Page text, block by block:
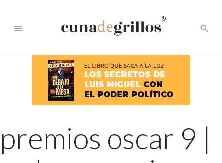
menu
®
search
premios oscar 9 |